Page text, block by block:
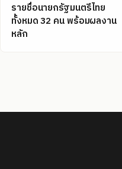
รายชื่อนายกรัฐมนตรีไทย
ทั้งหมด 32 คน พร้อมผลงาน
หลัก